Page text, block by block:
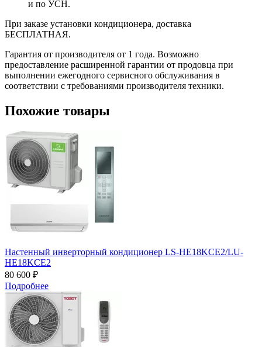
и по УСН.
При заказе установки кондиционера, доставка
БЕСПЛАТНАЯ.
Гарантия от производителя от 1 года. Возможно
предоставление расширенной гарантии от продовца при
выполнении ежегодного сервисного обслуживания в
соответствии с требованиями производителя техники.
Похожие товары
Настенный инверторный кондиционер LS-HE18KCE2/LU-
HE18KCE2
80 600 ₽
Подробнее